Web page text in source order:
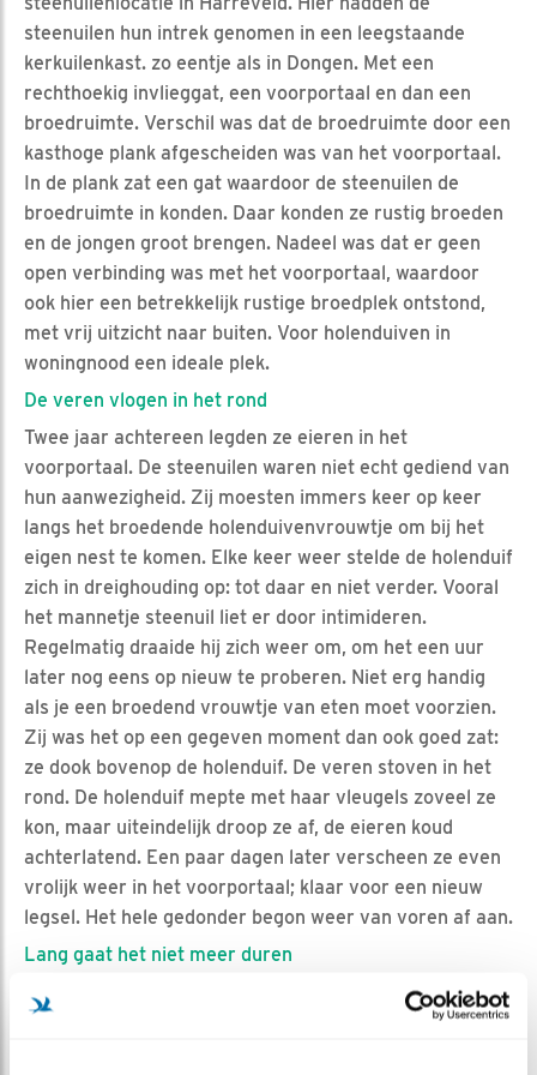
steenuilen hun intrek genomen in een leegstaande
kerkuilenkast. zo eentje als in Dongen. Met een
rechthoekig invlieggat, een voorportaal en dan een
broedruimte. Verschil was dat de broedruimte door een
kasthoge plank afgescheiden was van het voorportaal.
In de plank zat een gat waardoor de steenuilen de
broedruimte in konden. Daar konden ze rustig broeden
en de jongen groot brengen. Nadeel was dat er geen
open verbinding was met het voorportaal, waardoor
ook hier een betrekkelijk rustige broedplek ontstond,
met vrij uitzicht naar buiten. Voor holenduiven in
woningnood een ideale plek.
De veren vlogen in het rond
Twee jaar achtereen legden ze eieren in het
voorportaal. De steenuilen waren niet echt gediend van
hun aanwezigheid. Zij moesten immers keer op keer
langs het broedende holenduivenvrouwtje om bij het
eigen nest te komen. Elke keer weer stelde de holenduif
zich in dreighouding op: tot daar en niet verder. Vooral
het mannetje steenuil liet er door intimideren.
Regelmatig draaide hij zich weer om, om het een uur
later nog eens op nieuw te proberen. Niet erg handig
als je een broedend vrouwtje van eten moet voorzien.
Zij was het op een gegeven moment dan ook goed zat:
ze dook bovenop de holenduif. De veren stoven in het
rond. De holenduif mepte met haar vleugels zoveel ze
kon, maar uiteindelijk droop ze af, de eieren koud
achterlatend. Een paar dagen later verscheen ze even
vrolijk weer in het voorportaal; klaar voor een nieuw
legsel. Het hele gedonder begon weer van voren af aan.
Lang gaat het niet meer duren
Zou het een reden zijn waarom de kauwen nog niet met
de eileg begonnen zijn? Verwacht ik niet eerlijk gezegd.